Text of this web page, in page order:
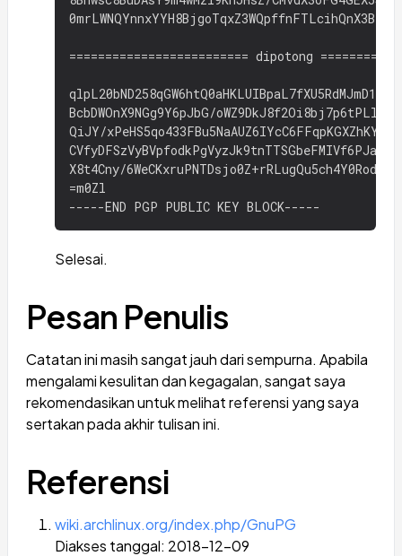
========================= dipotong
qlpL20bND258qGW6htQ0aHKLUIBpaL7fXU5RdMJmD1/
BcbDWOnX9NGg9Y6pJbG/
QiJY/
X8t4Cny/
=m0Zl
Selesai.
Pesan Penulis
Catatan ini masih sangat jauh dari sempurna. Apabila
mengalami kesulitan dan kegagalan, sangat saya
rekomendasikan untuk melihat referensi yang saya
sertakan pada akhir tulisan ini.
Referensi
wiki.archlinux.org/index.php/GnuPG
Diakses tanggal: 2018-12-09